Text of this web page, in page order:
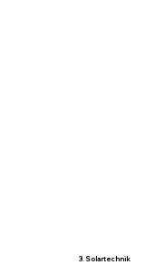
3. Solartechnik